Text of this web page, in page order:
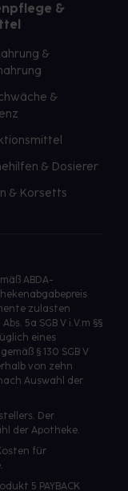
&
&
&
& Dosierer
& Korsetts
ABDA-
zulasten
5a SGB V i.V.m §§
eines
§ 130 SGB V
von zehn
Auswahl der
Der
der Apotheke.
für
5 PAYBACK